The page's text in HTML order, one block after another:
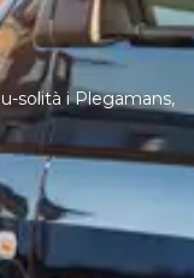
solità i Plegamans,